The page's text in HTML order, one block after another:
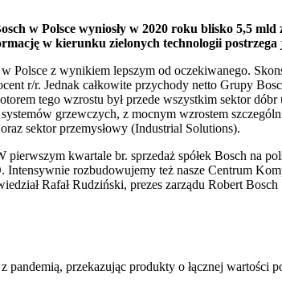
w Polsce wyniosły w 2020 roku blisko 5,5 mld
w kierunku zielonych technologii postrzega
Polsce z wynikiem lepszym od oczekiwanego.
r/r. Jednak całkowite przychody netto Grupy
tego wzrostu był przede wszystkim sektor
grzewczych, z mocnym wzrostem
sektor przemysłowy (Industrial Solutions).
kwartale br. sprzedaż spółek Bosch na
rozbudowujemy też nasze Centrum
Rafał Rudziński, prezes zarządu Robert
przekazując produkty o łącznej wartości